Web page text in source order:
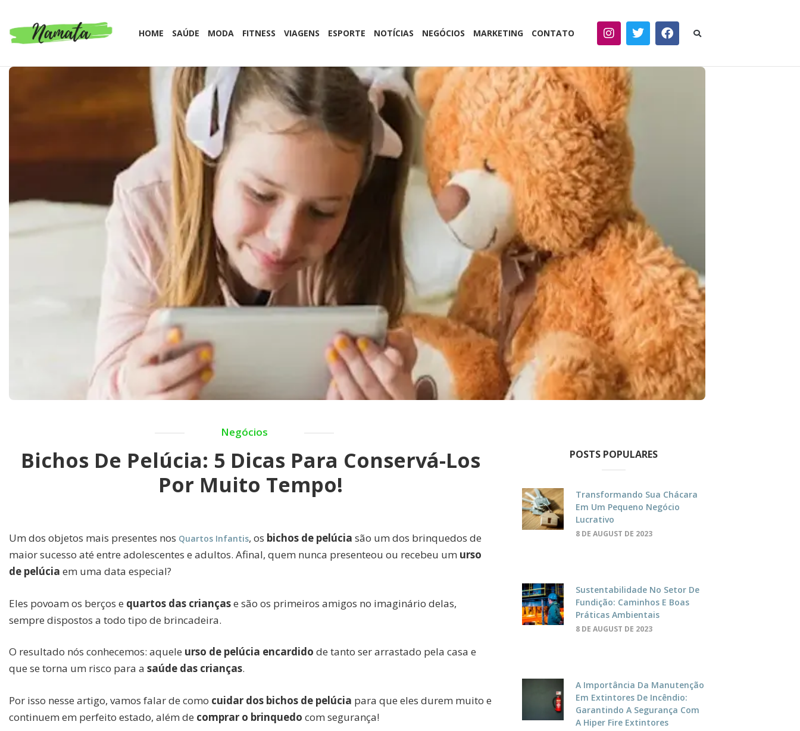
HOME SAÚDE MODA FITNESS VIAGENS ESPORTE NOTÍCIAS NEGÓCIOS MARKETING CONTATO
Negócios
Bichos De Pelúcia: 5 Dicas Para Conservá-Los
Por Muito Tempo!
Um dos objetos mais presentes nos Quartos Infantis, os bichos de pelúcia são um dos brinquedos de
maior sucesso até entre adolescentes e adultos. Afinal, quem nunca presenteou ou recebeu um urso
de pelúcia em uma data especial?
Eles povoam os berços e quartos das criançase são os primeiros amigos no imaginário delas,
sempre dispostos a todo tipo de brincadeira.
O resultado nós conhecemos: aquele urso de pelúcia encardido de tanto ser arrastado pela casa e
que se torna um risco para a saúde das crianças.
Por isso nesse artigo, vamos falar de como cuidar dos bichos de pelúcia para que eles durem muito e
continuem em perfeito estado, além de comprar o brinquedo com segurança!
POSTS POPULARES
Transformando Sua Chácara
Em Um Pequeno Negócio
Lucrativo
8 DE AUGUST DE 2023
Sustentabilidade No Setor De
Fundição: Caminhos E Boas
Práticas Ambientais
8 DE AUGUST DE 2023
A Importância Da Manutenção
Em Extintores De Incêndio:
Garantindo A Segurança Com
A Hiper Fire Extintores